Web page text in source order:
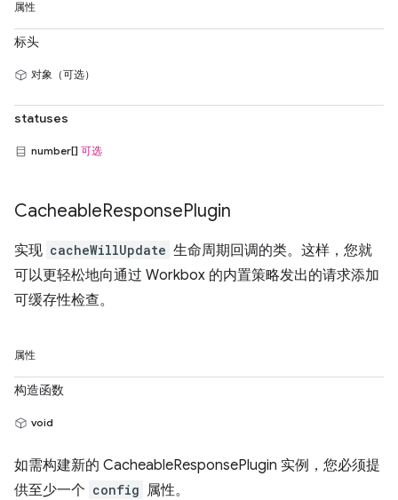
属性
标头
对象（可选）
statuses
number[] 可选
CacheableResponsePlugin
实现 cacheWillUpdate 生命周期回调的类。这样，您就
可以更轻松地向通过 Workbox 的内置策略发出的请求添加
可缓存性检查。
属性
构造函数
void
如需构建新的 CacheableResponsePlugin 实例，您必须提
供至少一个 config 属性。